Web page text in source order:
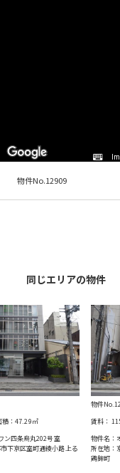
物件No.12909
同じエリアの物件
：47.29㎡
ン四条烏丸202号室
下京区室町通綾小路上る
物件
賃料：
物件名：
所在地：
鶏鉾町